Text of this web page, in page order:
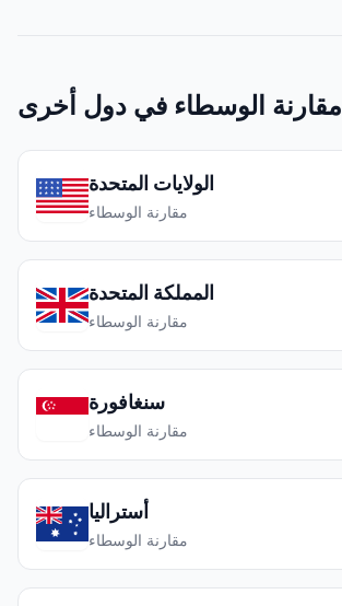
مقارنة الوسطاء في دول أخرى
الولايات المتحدة
مقارنة الوسطاء
المملكة المتحدة
مقارنة الوسطاء
سنغافورة
مقارنة الوسطاء
أستراليا
مقارنة الوسطاء